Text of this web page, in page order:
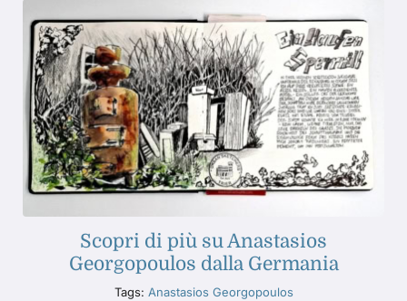
Scopri di più su Anastasios
Georgopoulos dalla Germania
Tags: Anastasios Georgopoulos